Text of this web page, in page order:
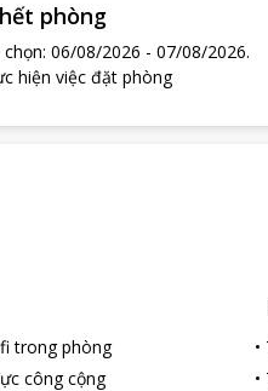
phòng
: 06/08/2026 - 07/08/2026.
hiện việc đặt phòng
trong phòng
công cộng
•
•